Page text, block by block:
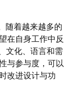
随着越来越多的
在自身工作中反
文化、语言和需
与参与度，可以
改进设计与功